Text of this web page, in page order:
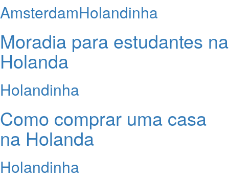
AmsterdamHolandinha
Moradia para estudantes na
Holanda
Holandinha
Como comprar uma casa
na Holanda
Holandinha